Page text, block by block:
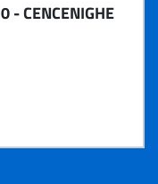
CENCENIGHE